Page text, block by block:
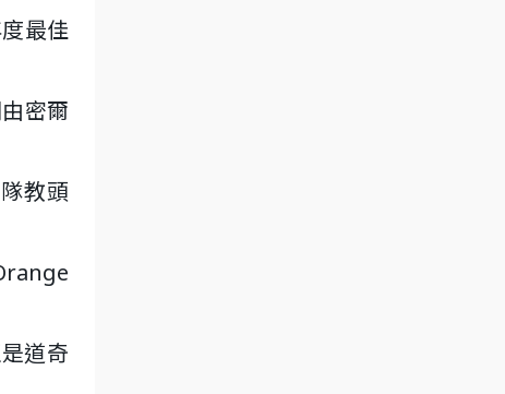
最佳
密爾
教頭
道奇